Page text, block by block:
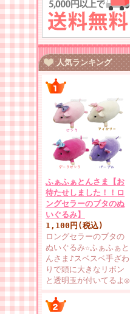
人気ランキング
ふぁふぁとんさま【お
待たせしました！！ロ
ングセラーのブタのぬ
いぐるみ】
1,100円(税込)
ロングセラーのブタの
ぬいぐるみ☆ふぁふぁと
んさま♪スベスベ手ざわ
りで頭に大きなリボン
と透明玉が付いてるよ◎